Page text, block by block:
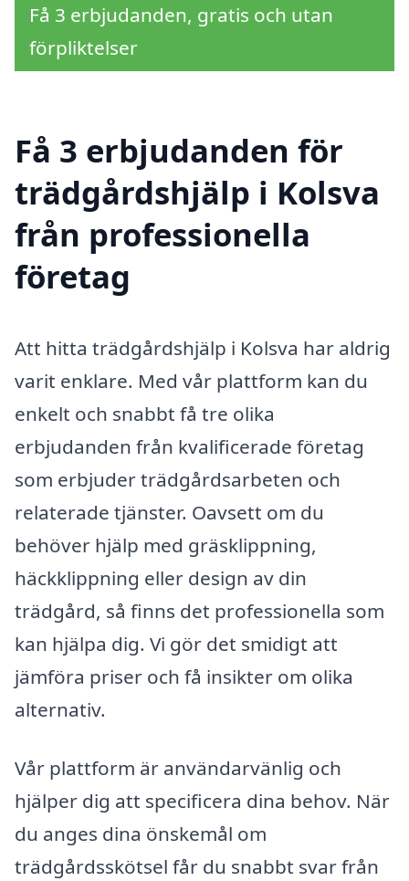
Få 3 erbjudanden, gratis och utan
förpliktelser
Få 3 erbjudanden för
trädgårdshjälp i Kolsva
från professionella
företag
Att hitta trädgårdshjälp i Kolsva har aldrig
varit enklare. Med vår plattform kan du
enkelt och snabbt få tre olika
erbjudanden från kvalificerade företag
som erbjuder trädgårdsarbeten och
relaterade tjänster. Oavsett om du
behöver hjälp med gräsklippning,
häckklippning eller design av din
trädgård, så finns det professionella som
kan hjälpa dig. Vi gör det smidigt att
jämföra priser och få insikter om olika
alternativ.
Vår plattform är användarvänlig och
hjälper dig att specificera dina behov. När
du anges dina önskemål om
trädgårdsskötsel får du snabbt svar från